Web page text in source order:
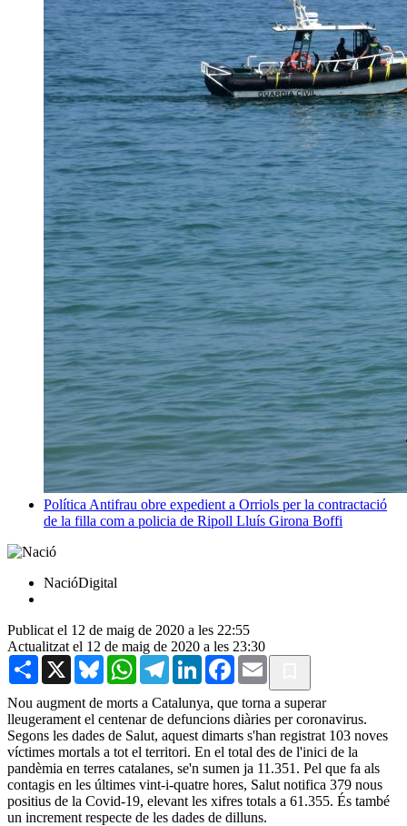
Política Antifrau obre expedient a Orriols per la contractació
de la filla com a policia de Ripoll Lluís Girona Boffi
NacióDigital
Publicat el 12 de maig de 2020 a les 22:55
Actualitzat el 12 de maig de 2020 a les 23:30
Share X BlueskyWhatsAppTelegramLinkedInFacebook
Email
Nou augment de morts a Catalunya, que torna a superar
lleugerament el centenar de defuncions diàries per coronavirus.
Segons les dades de Salut, aquest dimarts s'han registrat 103 noves
víctimes mortals a tot el territori. En el total des de l'inici de la
pandèmia en terres catalanes, se'n sumen ja 11.351. Pel que fa als
contagis en les últimes vint-i-quatre hores, Salut notifica 379 nous
positius de la Covid-19, elevant les xifres totals a 61.355. És també
un increment respecte de les dades de dilluns.